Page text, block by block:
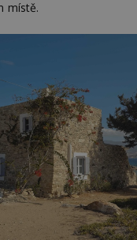
místě.